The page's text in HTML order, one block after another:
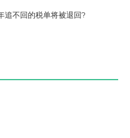
追不回的税单将被退回?